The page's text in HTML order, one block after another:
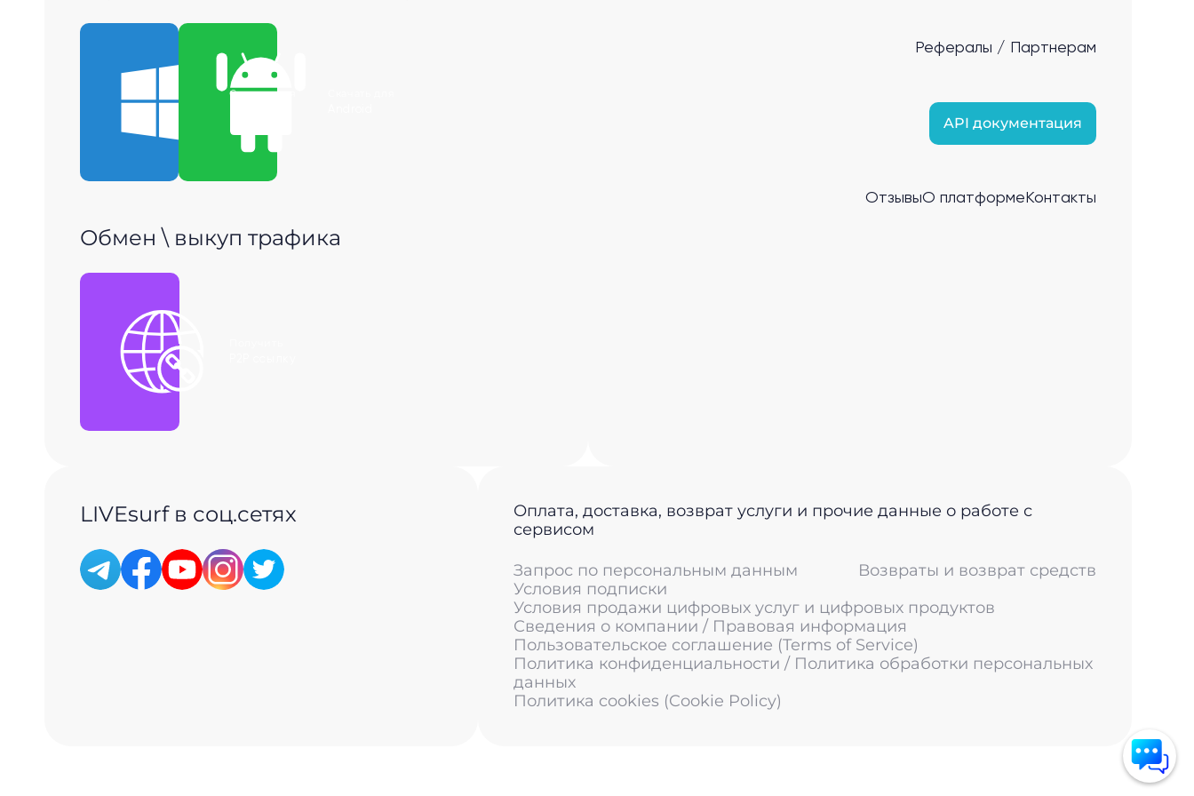
Скачать для
Обмен \ выкуп трафика
Рефералы / Партнерам
API документация
ОтзывыО платформе Контакты
LIVEsurf в соц.сетях
Оплата, доставка, возврат услуги и прочие данные о работе с
сервисом
Запрос по персональным данным
Возвраты и возврат средств
Условия подписки
Условия продажи цифровых услуг и цифровых продуктов
Сведения о компании / Правовая информация
Пользовательское соглашение (Terms of Service)
Политика конфиденциальности / Политика обработки персональных
данных
Политика cookies (Cookie Policy)